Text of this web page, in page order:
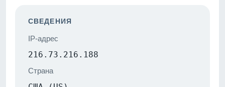
СВЕДЕНИЯ
IP-адрес
216.73.216.188
Страна